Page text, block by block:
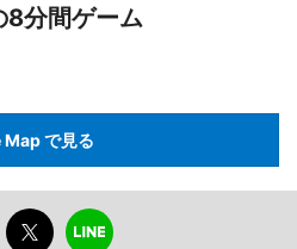
8分間ゲーム
で見る